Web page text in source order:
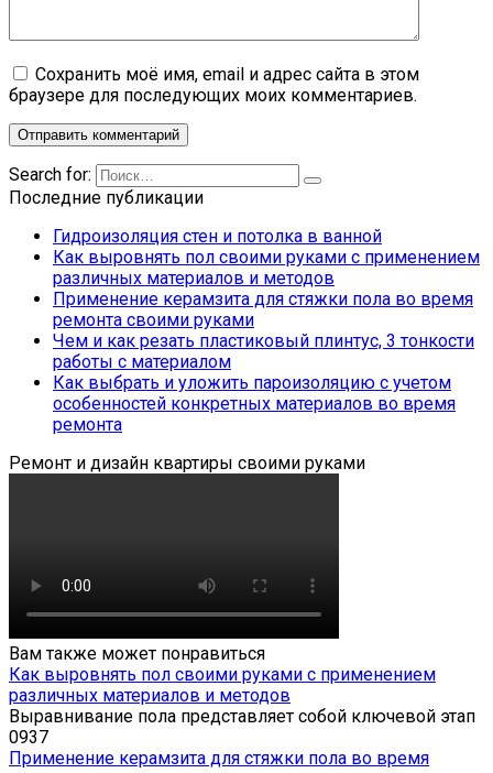
Сохранить моё имя, email и адрес сайта в этом
браузере для последующих моих комментариев.
Search for:
Последние публикации
Гидроизоляция стен и потолка в ванной
Как выровнять пол своими руками с применением
различных материалов и методов
Применение керамзита для стяжки пола во время
ремонта своими руками
Чем и как резать пластиковый плинтус, 3 тонкости
работы с материалом
Как выбрать и уложить пароизоляцию с учетом
особенностей конкретных материалов во время
ремонта
Ремонт и дизайн квартиры своими руками
Вам также может понравиться
Как выровнять пол своими руками с применением
различных материалов и методов
Выравнивание пола представляет собой ключевой этап
0937
Применение керамзита для стяжки пола во время